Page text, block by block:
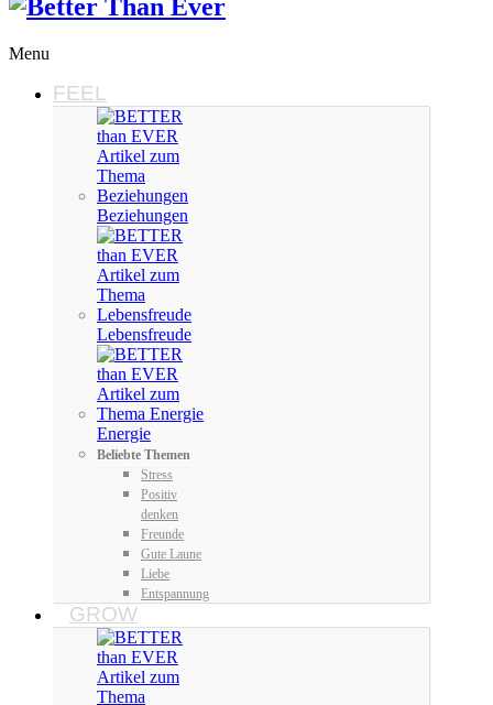
Menu
FEEL
Beziehungen
Lebensfreude
Energie
Beliebte Themen
Stress
Positiv
denken
Freunde
Gute Laune
Liebe
Entspannung
GROW